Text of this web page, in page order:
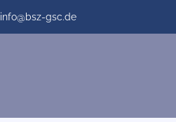
info@bsz-gsc.de